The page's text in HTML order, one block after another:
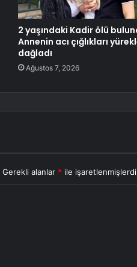
2 yaşındaki Kadir ölü
Annenin acı çığlıkları
dağladı
Ağustos 7, 2026
Gerekli alanlar * ile